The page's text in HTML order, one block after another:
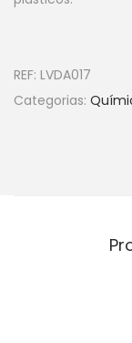
REF: LVDA017
Categorias: